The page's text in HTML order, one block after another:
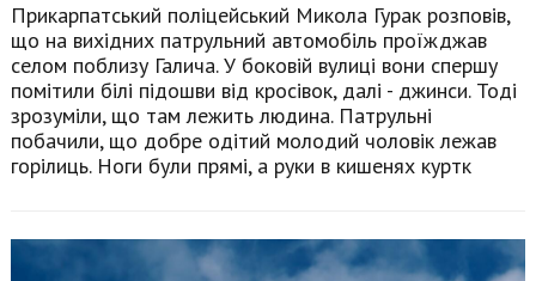
Прикарпатський поліцейський Микола Гурак розповів,
що на вихідних патрульний автомобіль проїжджав
селом поблизу Галича. У боковій вулиці вони спершу
помітили білі підошви від кросівок, далі - джинси. Тоді
зрозуміли, що там лежить людина. Патрульні
побачили, що добре одітий молодий чоловік лежав
горілиць. Ноги були прямі, а руки в кишенях куртк